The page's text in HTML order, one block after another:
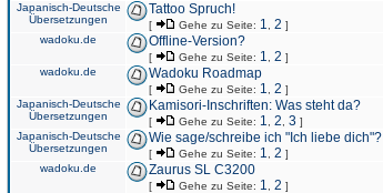
Japanisch-Deutsche
Übersetzungen
Tattoo Spruch!
[ Gehe zu Seite: 1 2 ]
wadoku.de Offline-Version?
[ Gehe zu Seite: 1 2 ]
wadoku.de Wadoku Roadmap
[ Gehe zu Seite: 1 2 ]
Japanisch-Deutsche
Übersetzungen
Kamisori-Inschriften: Was steht da?
[ Gehe zu Seite: 1 2 3 ]
Japanisch-Deutsche
Übersetzungen
Wie sage/schreibe ich "Ich liebe dich"?
[ Gehe zu Seite: 1 2 ]
wadoku.de Zaurus SL C3200
[ Gehe zu Seite: 1 2 ]